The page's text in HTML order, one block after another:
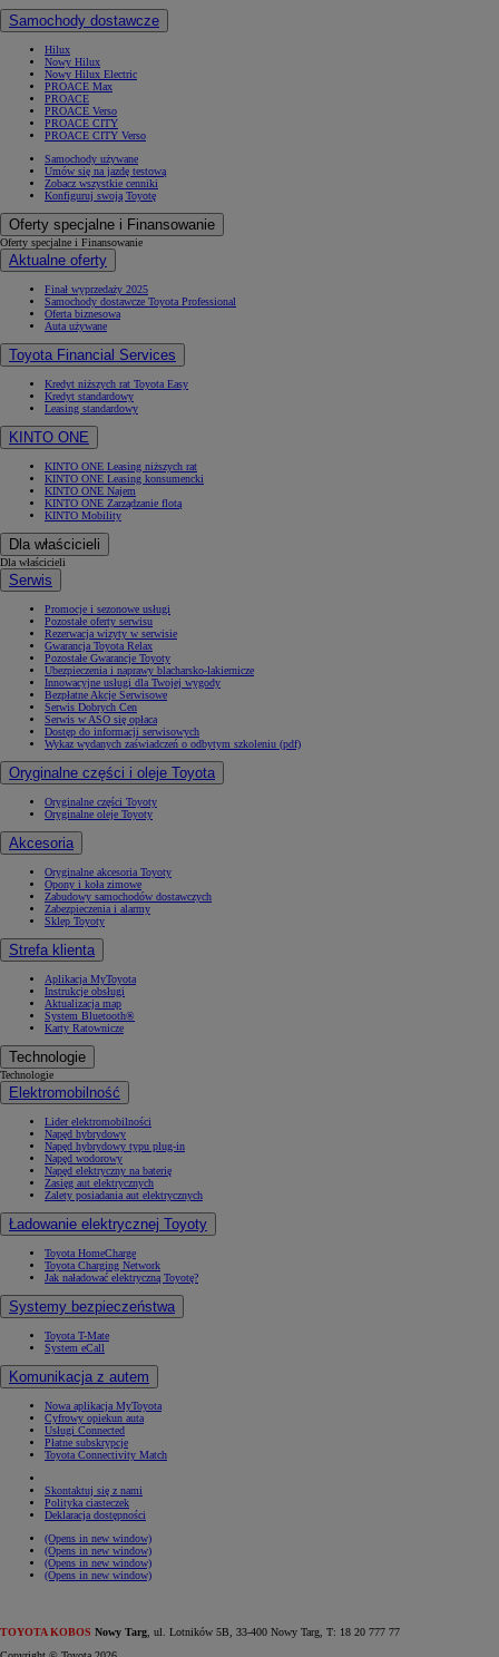
Samochody dostawcze
Hilux
Nowy Hilux
Nowy Hilux Electric
PROACE Max
PROACE
PROACE Verso
PROACE CITY
PROACE CITY Verso
Samochody używane
Umów się na jazdę testową
Zobacz wszystkie cenniki
Konfiguruj swoją Toyotę
Oferty specjalne i Finansowanie
Oferty specjalne i Finansowanie
Aktualne oferty
Finał wyprzedaży 2025
Samochody dostawcze Toyota Professional
Oferta biznesowa
Auta używane
Toyota Financial Services
Kredyt niższych rat Toyota Easy
Kredyt standardowy
Leasing standardowy
KINTO ONE
KINTO ONE Leasing niższych rat
KINTO ONE Leasing konsumencki
KINTO ONE Najem
KINTO ONE Zarządzanie flotą
KINTO Mobility
Dla właścicieli
Dla właścicieli
Serwis
Promocje i sezonowe usługi
Pozostałe oferty serwisu
Rezerwacja wizyty w serwisie
Gwarancja Toyota Relax
Pozostałe Gwarancje Toyoty
Ubezpieczenia i naprawy blacharsko-lakiernicze
Innowacyjne usługi dla Twojej wygody
Bezpłatne Akcje Serwisowe
Serwis Dobrych Cen
Serwis w ASO się opłaca
Dostęp do informacji serwisowych
Wykaz wydanych zaświadczeń o odbytym szkoleniu (pdf)
Oryginalne części i oleje Toyota
Oryginalne części Toyoty
Oryginalne oleje Toyoty
Akcesoria
Oryginalne akcesoria Toyoty
Opony i koła zimowe
Zabudowy samochodów dostawczych
Zabezpieczenia i alarmy
Sklep Toyoty
Strefa klienta
Aplikacja MyToyota
Instrukcje obsługi
Aktualizacja map
System Bluetooth®
Karty Ratownicze
Technologie
Technologie
Elektromobilność
Lider elektromobilności
Napęd hybrydowy
Napęd hybrydowy typu plug-in
Napęd wodorowy
Napęd elektryczny na baterię
Zasięg aut elektrycznych
Zalety posiadania aut elektrycznych
Ładowanie elektrycznej Toyoty
Toyota HomeCharge
Toyota Charging Network
Jak naładować elektryczną Toyotę?
Systemy bezpieczeństwa
Toyota T-Mate
System eCall
Komunikacja z autem
Nowa aplikacja MyToyota
Cyfrowy opiekun auta
Usługi Connected
Płatne subskrypcje
Toyota Connectivity Match
Skontaktuj się z nami
Polityka ciasteczek
Deklaracja dostępności
(Opens in new window)
(Opens in new window)
(Opens in new window)
(Opens in new window)
TOYOTA KOBOS Nowy Targ, ul. Lotników 5B, 33-400 Nowy Targ, T: 18 20 777 77